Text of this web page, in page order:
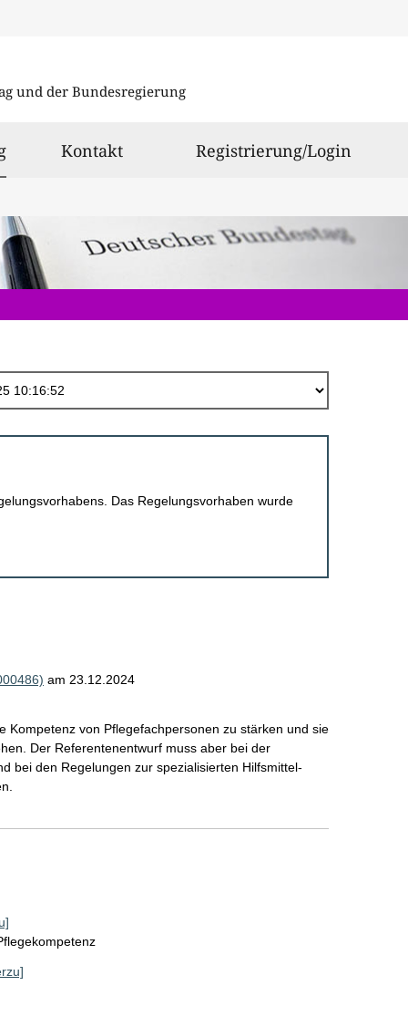
und der Bundesregierung
ausgewählt
Kontakt Registrierung/Login
Das Regelungsvorhaben wurde
am 23.12.2024
Kompetenz von Pflegefachpersonen zu stärken und sie
Der Referentenentwurf muss aber bei der
bei den Regelungen zur spezialisierten Hilfsmittel-